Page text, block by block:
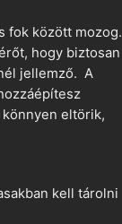
fok között mozog.
hogy biztosan
jellemző. A
eltörik,
kell tárolni